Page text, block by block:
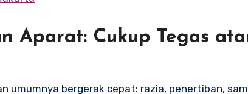
Aparat: Cukup Tegas
umumnya bergerak cepat: razia, penertiban,